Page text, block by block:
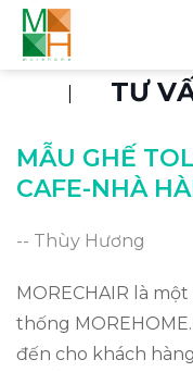
TƯ
MẪU GHẾ
CAFE-NHÀ
-- Thùy Hương
MORECHAIR là
thống
đến cho khách